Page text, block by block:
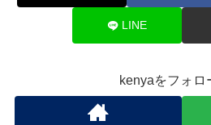
LINE
kenyaをフォロ